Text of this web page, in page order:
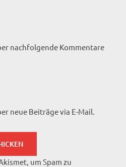
nachfolgende Kommentare
neue Beiträge via E-Mail.
um Spam zu